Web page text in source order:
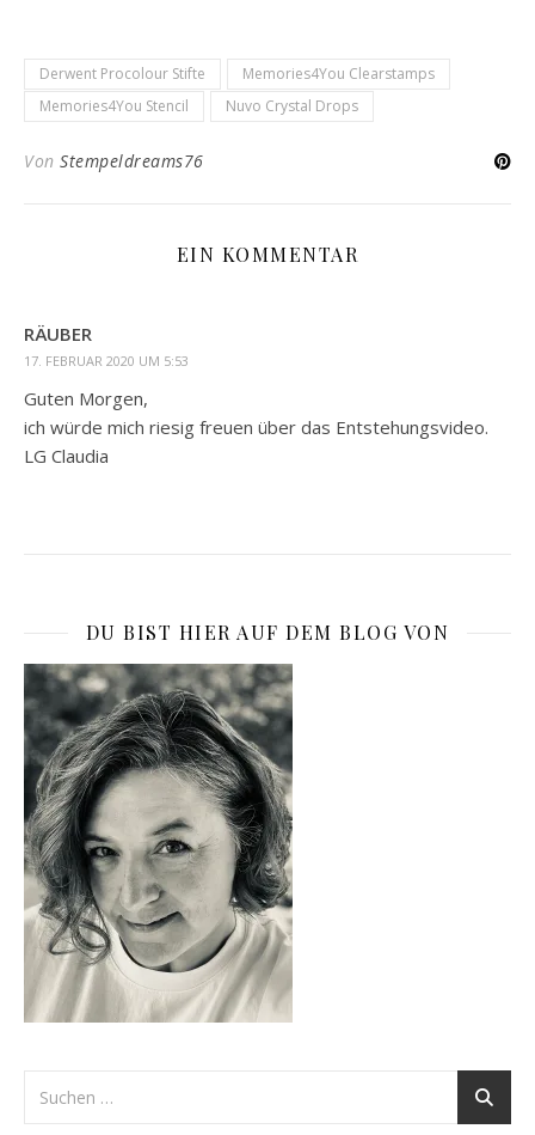
Derwent Procolour Stifte
Memories4You Clearstamps
Memories4You Stencil
Nuvo Crystal Drops
Von Stempeldreams76
EIN KOMMENTAR
RÄUBER
17. FEBRUAR 2020 UM 5:53
Guten Morgen,
ich würde mich riesig freuen über das Entstehungsvideo.
LG Claudia
DU BIST HIER AUF DEM BLOG VON